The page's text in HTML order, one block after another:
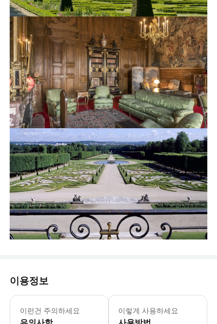
이용정보
이런건 주의하세요
샹쉬르마른 성 6월 1일 - 9월 30일 10
* 화려한 로코코 및 시누아즈리 양식
이렇게 사용하세요